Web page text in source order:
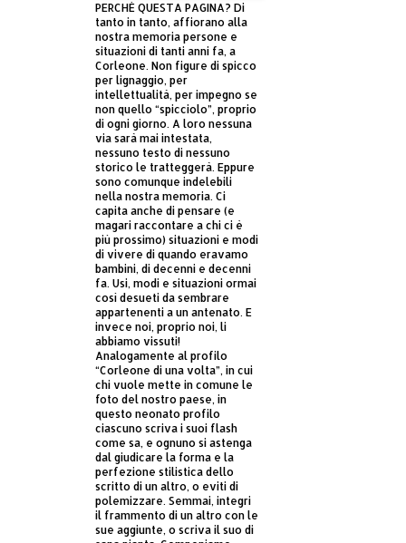
PERCHÈ QUESTA PAGINA? Di
tanto in tanto, affiorano alla
nostra memoria persone e
situazioni di tanti anni fa, a
Corleone. Non figure di spicco
per lignaggio, per
intellettualità, per impegno se
non quello “spicciolo”, proprio
di ogni giorno. A loro nessuna
via sarà mai intestata,
nessuno testo di nessuno
storico le tratteggerà. Eppure
sono comunque indelebili
nella nostra memoria. Ci
capita anche di pensare (e
magari raccontare a chi ci è
più prossimo) situazioni e modi
di vivere di quando eravamo
bambini, di decenni e decenni
fa. Usi, modi e situazioni ormai
così desueti da sembrare
appartenenti a un antenato. E
invece noi, proprio noi, li
abbiamo vissuti!
Analogamente al profilo
“Corleone di una volta”, in cui
chi vuole mette in comune le
foto del nostro paese, in
questo neonato profilo
ciascuno scriva i suoi flash
come sa, e ognuno si astenga
dal giudicare la forma e la
perfezione stilistica dello
scritto di un altro, o eviti di
polemizzare. Semmai, integri
il frammento di un altro con le
sue aggiunte, o scriva il suo di